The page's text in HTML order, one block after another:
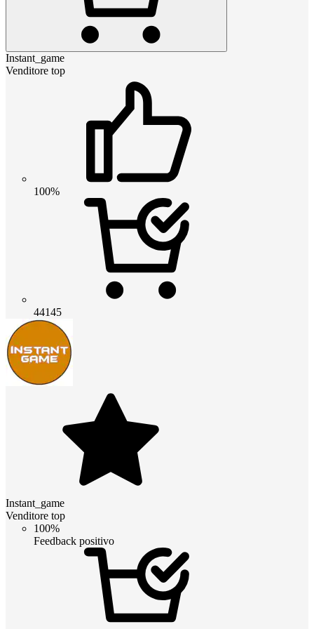
Instant_game
Venditore top
100%
44145
Instant_game
Venditore top
100%
Feedback positivo